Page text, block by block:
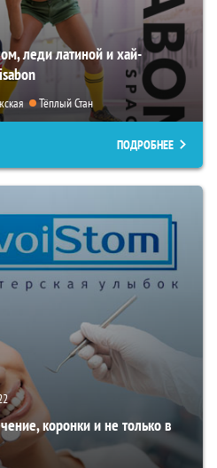
леди латиной и хай-
Тёплый Стан
ПОДРОБНЕЕ
коронки и не только в